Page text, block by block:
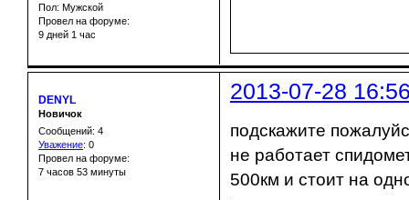
Пол: Мужской
Провел на форуме:
9 дней 1 час
2013-07-28
DENYL
Новичок
Сообщений: 4
Уважение: 0
Провел на форуме:
7 часов 53 минуты
подскажите
не работает
500км и стоит на